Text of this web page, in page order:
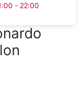
- 22:00